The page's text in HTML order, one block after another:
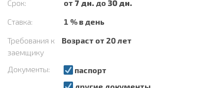
Срок: от 7 дн. до 30 дн.
Ставка:
1 % в день
Требования к
заемщику
Возраст от 20 лет
Документы:
паспорт